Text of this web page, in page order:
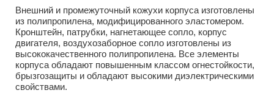
Внешний и промежуточный кожухи корпуса изготовлены
из полипропилена, модифицированного эластомером.
Кронштейн, патрубки, нагнетающее сопло, корпус
двигателя, воздухозаборное сопло изготовлены из
высококачественного полипропилена. Все элементы
корпуса обладают повышенным классом огнестойкости,
брызгозащиты и обладают высокими диэлектрическими
свойствами.